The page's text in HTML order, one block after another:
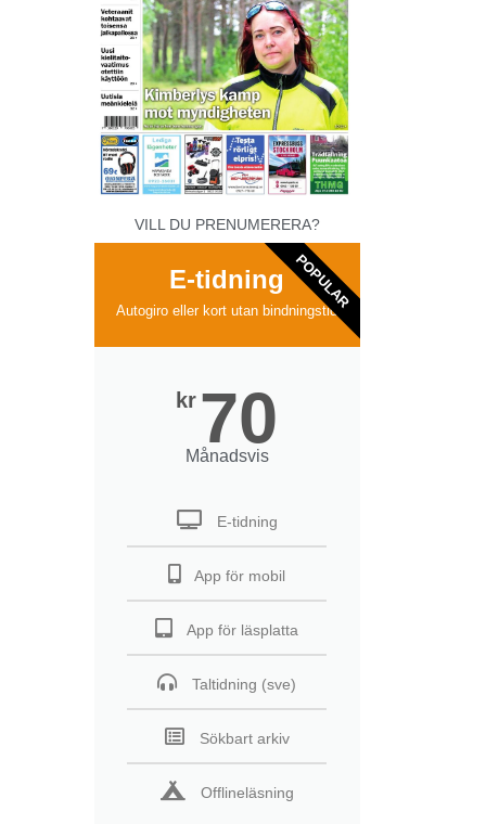
VILL DU PRENUMERERA?
E-tidning
Autogiro eller kort utan bindningstid
kr 70
Månadsvis
E-tidning
App för mobil
App för läsplatta
Taltidning (sve)
Sökbart arkiv
Offlineläsning
POPULAR